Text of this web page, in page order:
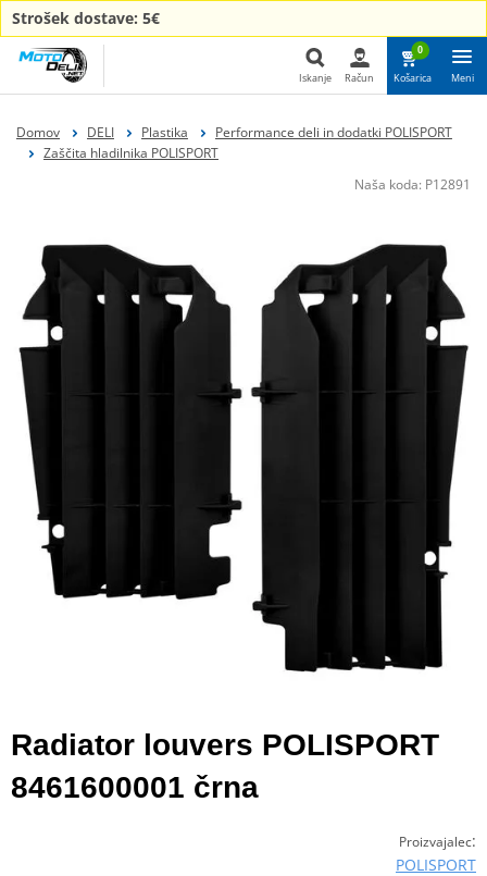
Strošek dostave: 5€
Iskanje
Iskanje Račun
0
Košarica Meni
Domov DELI Plastika
Performance deli in dodatki POLISPORT
Zaščita hladilnika POLISPORT
Naša koda: P12891
Radiator louvers POLISPORT
8461600001 črna
Proizvajalec:
POLISPORT